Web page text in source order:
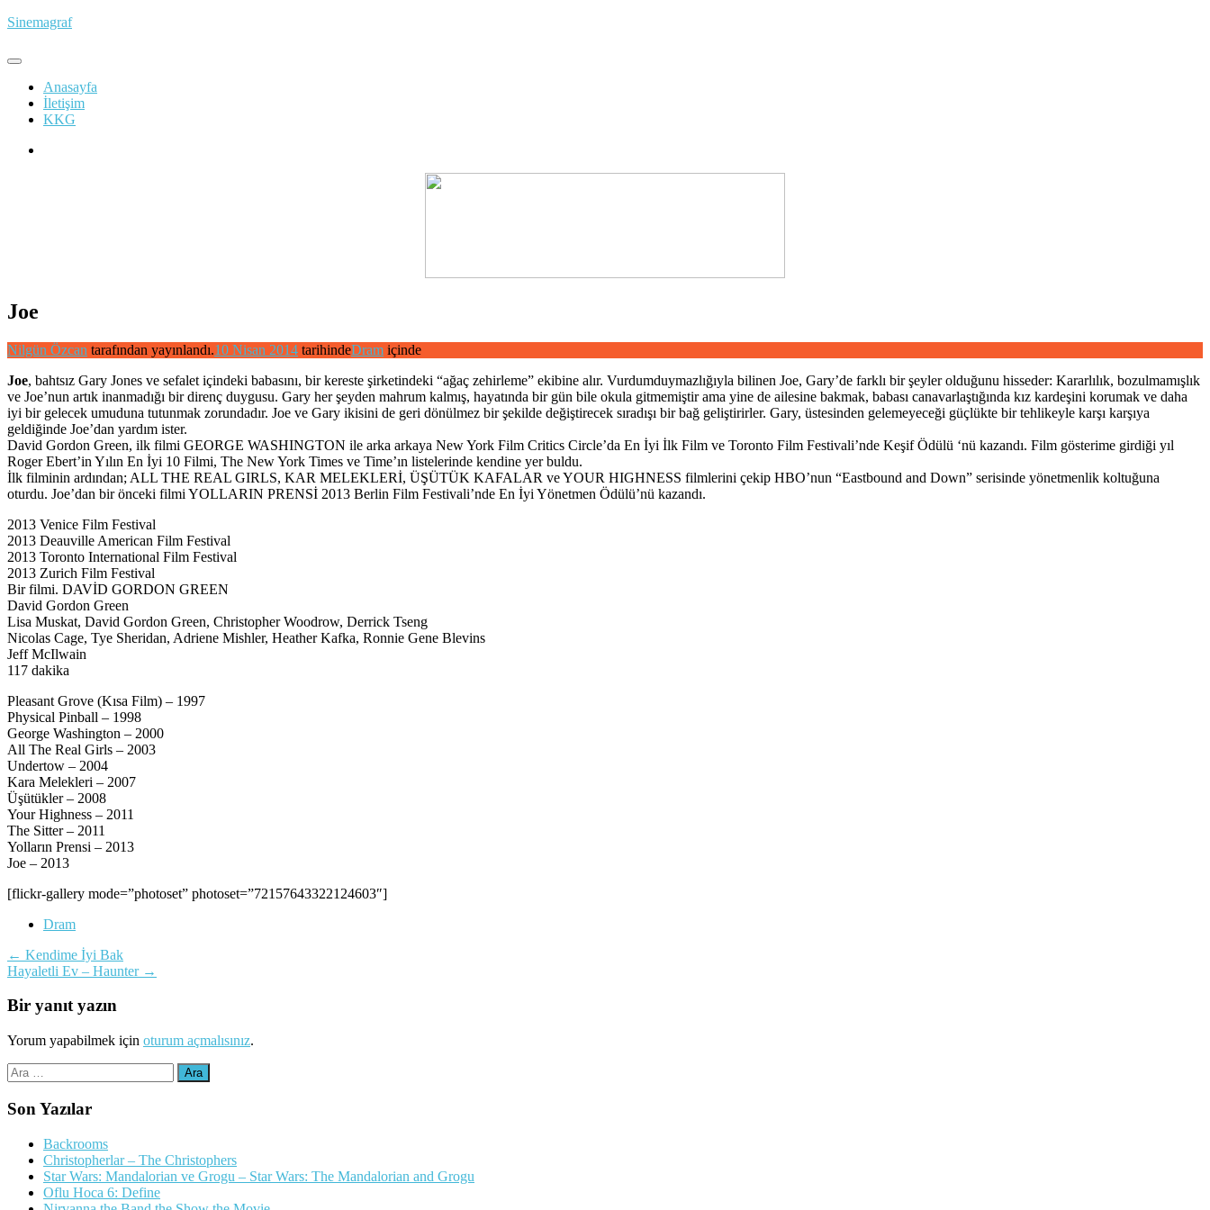
İçeriğe
Sinemagraf
Anasayfa
İletişim
KKG
Joe
Nilgün Özcan tarafından yayınlandı.10 Nisan 2014 tarihindeDram içinde
Joe, bahtsız Gary Jones ve sefalet içindeki babasını, bir kereste şirketindeki “ağaç zehirleme” ekibine alır. Vurdumduymazlığıyla bilinen Joe, Gary’de farklı bir şeyler olduğunu hisseder: Kararlılık, bozulmamışlık
ve Joe’nun artık inanmadığı bir direnç duygusu. Gary her şeyden mahrum kalmış, hayatında bir gün bile okula gitmemiştir ama yine de ailesine bakmak, babası canavarlaştığında kız kardeşini korumak ve daha
iyi bir gelecek umuduna tutunmak zorundadır. Joe ve Gary ikisini de geri dönülmez bir şekilde değiştirecek sıradışı bir bağ geliştirirler. Gary, üstesinden gelemeyeceği güçlükte bir tehlikeyle karşı karşıya
geldiğinde Joe’dan yardım ister.
David Gordon Green, ilk filmi GEORGE WASHINGTON ile arka arkaya New York Film Critics Circle’da En İyi İlk Film ve Toronto Film Festivali’nde Keşif Ödülü ‘nü kazandı. Film gösterime girdiği yıl
Roger Ebert’in Yılın En İyi 10 Filmi, The New York Times ve Time’ın listelerinde kendine yer buldu.
İlk filminin ardından; ALL THE REAL GIRLS, KAR MELEKLERİ, ÜŞÜTÜK KAFALAR ve YOUR HIGHNESS filmlerini çekip HBO’nun “Eastbound and Down” serisinde yönetmenlik koltuğuna
oturdu. Joe’dan bir önceki filmi YOLLARIN PRENSİ 2013 Berlin Film Festivali’nde En İyi Yönetmen Ödülü’nü kazandı.
2013 Venice Film Festival
2013 Deauville American Film Festival
2013 Toronto International Film Festival
2013 Zurich Film Festival
Bir filmi. DAVİD GORDON GREEN
David Gordon Green
Lisa Muskat, David Gordon Green, Christopher Woodrow, Derrick Tseng
Nicolas Cage, Tye Sheridan, Adriene Mishler, Heather Kafka, Ronnie Gene Blevins
Jeff McIlwain
117 dakika
Pleasant Grove (Kısa Film) – 1997
Physical Pinball – 1998
George Washington – 2000
All The Real Girls – 2003
Undertow – 2004
Kara Melekleri – 2007
Üşütükler – 2008
Your Highness – 2011
The Sitter – 2011
Yolların Prensi – 2013
Joe – 2013
[flickr-gallery mode=”photoset” photoset=”72157643322124603″]
Dram
Yazı
dolaşımı
← Kendime İyi Bak
Hayaletli Ev – Haunter →
Bir yanıt yazın
Yorum yapabilmek için oturum açmalısınız.
Arama:
Son Yazılar
Backrooms
Christopherlar – The Christophers
Star Wars: Mandalorian ve Grogu – Star Wars: The Mandalorian and Grogu
Oflu Hoca 6: Define